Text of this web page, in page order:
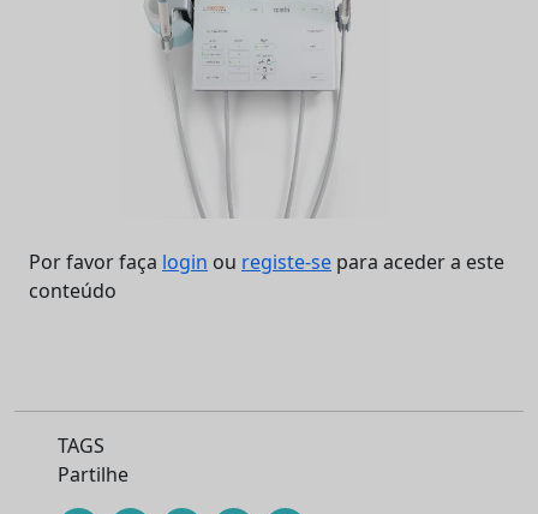
Por favor faça login ou registe-se para aceder a este
conteúdo
TAGS
Partilhe